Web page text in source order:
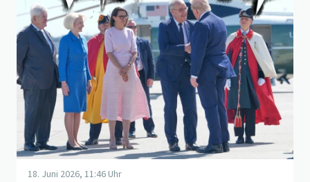
18. Juni 2026, 11:46 Uhr